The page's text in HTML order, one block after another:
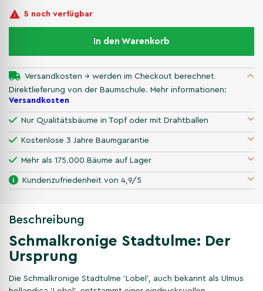
5 noch verfügbar
In den Warenkorb
Versandkosten → werden im Checkout berechnet
Direktlieferung von der Baumschule. Mehr informationen:
Versandkosten
Nur Qualitätsbäume in Topf oder mit Drahtballen
Kostenlose 3 Jahre Baumgarantie
Mehr als 175.000 Bäume auf Lager
Kundenzufriedenheit von 4,9/5
Beschreibung
Schmalkronige Stadtulme: Der
Ursprung
Die Schmalkronige Stadtulme 'Lobel', auch bekannt als Ulmus